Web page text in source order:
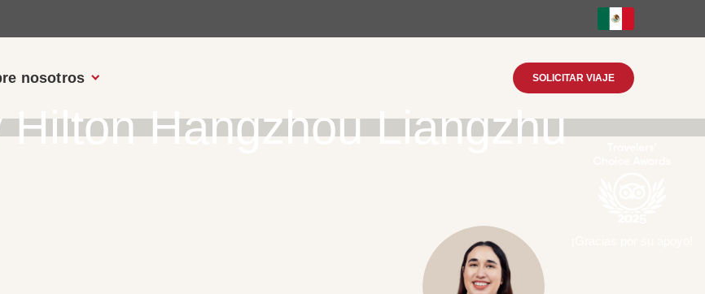
nosotros SOLICITAR VIAJE
Hangzhou Liangzhu